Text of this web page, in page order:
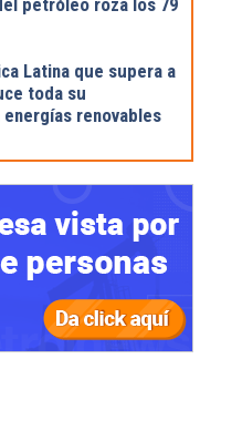
petróleo roza los 79
Latina que supera a
toda su
renovables